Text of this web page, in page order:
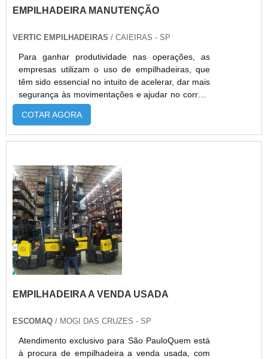
EMPILHADEIRA MANUTENÇÃO
VERTIC EMPILHADEIRAS / CAIEIRAS - SP
Para ganhar produtividade nas operações, as
empresas utilizam o uso de empilhadeiras, que
têm sido essencial no intuito de acelerar, dar mais
segurança às movimentações e ajudar no correto
armazenamento de materiais, otimizando
espaços. Mas com muito uso do equipamento é
manutenção. Pontos importantes a serem
atento aos cuidados que esses equipamentos
devem ter, ...
COTAR AGORA
EMPILHADEIRA A VENDA USADA
ESCOMAQ / MOGI DAS CRUZES - SP
Atendimento exclusivo para São PauloQuem está
à procura de empilhadeira a venda usada, com